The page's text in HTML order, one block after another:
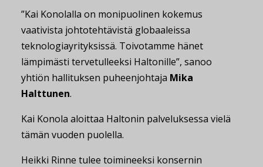
”Kai Konolalla on monipuolinen kokemus
vaativista johtotehtävistä globaaleissa
teknologiayrityksissä. Toivotamme hänet
lämpimästi tervetulleeksi Haltonille”, sanoo
yhtiön hallituksen puheenjohtaja Mika
Halttunen.
Kai Konola aloittaa Haltonin palveluksessa vielä
tämän vuoden puolella.
Heikki Rinne tulee toimineeksi konsernin